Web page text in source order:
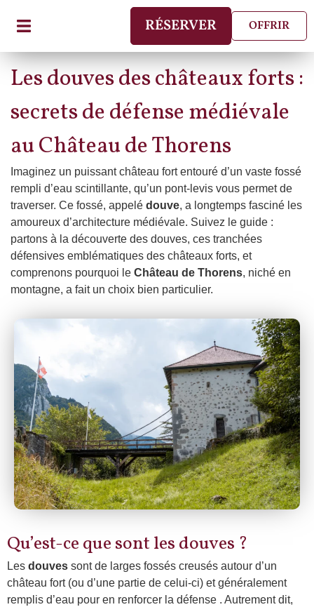
OFFRIR
RÉSERVER
Les douves des châteaux forts :
secrets de défense médiévale
au Château de Thorens
Imaginez un puissant château fort entouré d’un vaste fossé
rempli d’eau scintillante, qu’un pont-levis vous permet de
traverser. Ce fossé, appelé douve, a longtemps fasciné les
amoureux d’architecture médiévale. Suivez le guide :
partons à la découverte des douves, ces tranchées
défensives emblématiques des châteaux forts, et
comprenons pourquoi le Château de Thorens, niché en
montagne, a fait un choix bien particulier.
Qu’est-ce que sont les douves ?
Les douves sont de larges fossés creusés autour d’un
château fort (ou d’une partie de celui-ci) et généralement
remplis d’eau pour en renforcer la défense . Autrement dit,